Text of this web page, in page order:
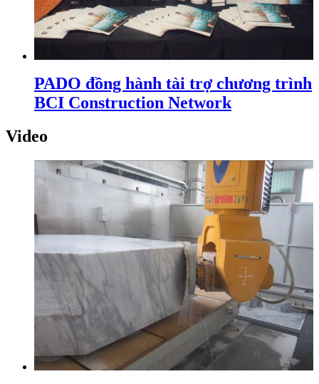
PADO đồng hành tài trợ chương trình
BCI Construction Network
Video